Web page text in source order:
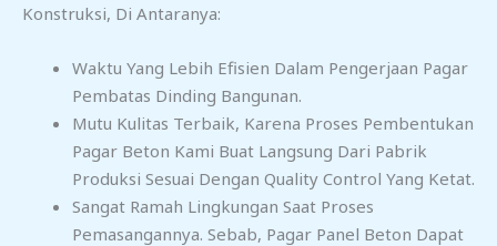
Konstruksi, Di Antaranya:
Waktu Yang Lebih Efisien Dalam Pengerjaan Pagar
Pembatas Dinding Bangunan.
Mutu Kulitas Terbaik, Karena Proses Pembentukan
Pagar Beton Kami Buat Langsung Dari Pabrik
Produksi Sesuai Dengan Quality Control Yang Ketat.
Sangat Ramah Lingkungan Saat Proses
Pemasangannya. Sebab, Pagar Panel Beton Dapat